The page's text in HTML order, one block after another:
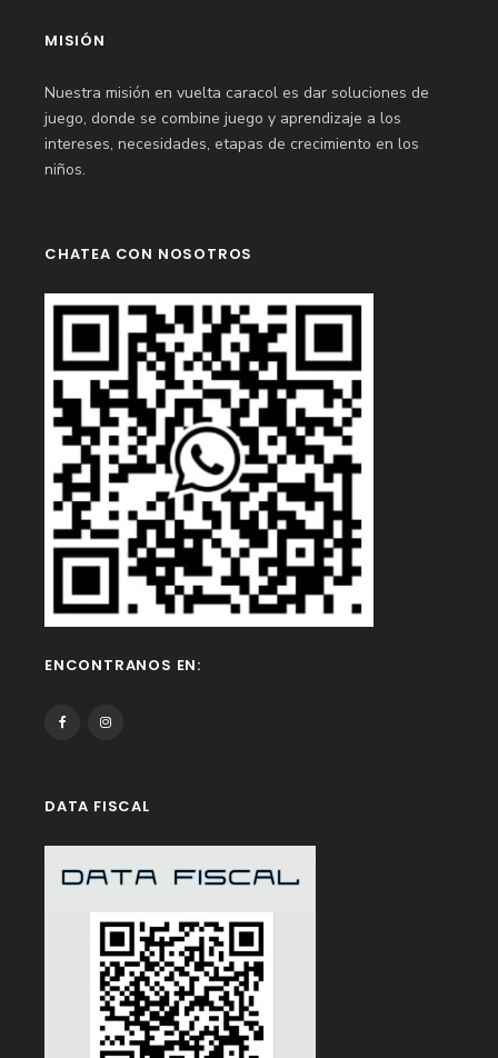
MISIÓN
Nuestra misión en vuelta caracol es dar soluciones de
juego, donde se combine juego y aprendizaje a los
intereses, necesidades, etapas de crecimiento en los
niños.
CHATEA CON NOSOTROS
ENCONTRANOS EN:
DATA FISCAL